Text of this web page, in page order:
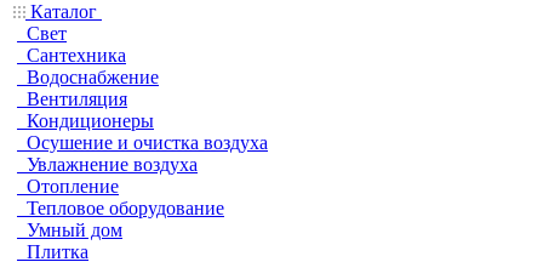
Каталог
Свет
Сантехника
Водоснабжение
Вентиляция
Кондиционеры
Осушение и очистка воздуха
Увлажнение воздуха
Отопление
Тепловое оборудование
Умный дом
Плитка